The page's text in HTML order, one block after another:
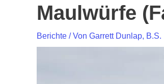
Maulwürfe
Berichte / Von Garrett Dunlap, B.S.